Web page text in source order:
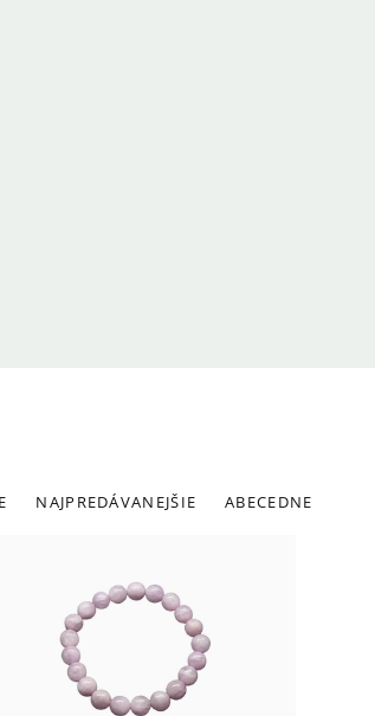
NAJPREDÁVANEJŠIE ABECEDNE